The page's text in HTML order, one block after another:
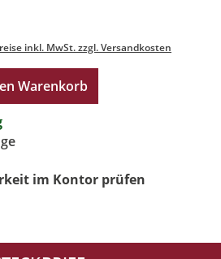
inkl. MwSt. zzgl. Versandkosten
Warenkorb
im Kontor prüfen